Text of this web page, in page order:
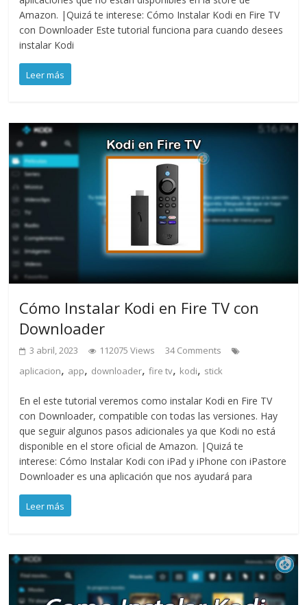
Amazon. |Quizá te interese: Cómo Instalar Kodi en Fire TV
con Downloader Este tutorial funciona para cuando desees
instalar Kodi
Leer más
Cómo Instalar Kodi en Fire TV con
Downloader
3 abril, 2023 112075 Views
34 Comments
aplicacion, app, downloader,fire tv, kodi, stick
En el este tutorial veremos como instalar Kodi en Fire TV
con Downloader, compatible con todas las versiones. Hay
que seguir algunos pasos adicionales ya que Kodi no está
disponible en el store oficial de Amazon. |Quizá te
interese: Cómo Instalar Kodi con iPad y iPhone con iPastore
Downloader es una aplicación que nos ayudará para
Leer más